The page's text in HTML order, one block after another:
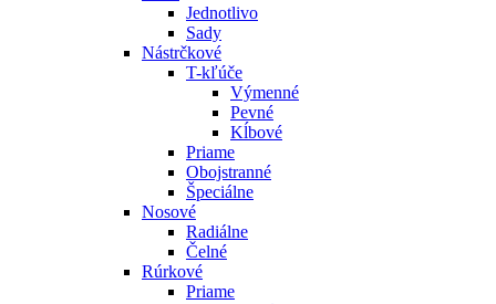
Jednotlivo
Sady
Nástrčkové
T-kľúče
Výmenné
Pevné
Kĺbové
Priame
Obojstranné
Špeciálne
Nosové
Radiálne
Čelné
Rúrkové
Priame